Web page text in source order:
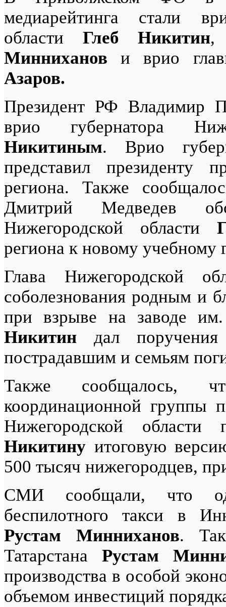
медиарейтинга стали
области Глеб Никитин,
Минниханов и врио
Азаров.
Президент РФ Владимир
врио губернатора
Никитиным. Врио
представил президенту
региона. Также
Дмитрий Медведев
Нижегородской области
региона к новому учебному
Глава Нижегородской
соболезнования родным и
при взрыве на заводе
Никитин дал
пострадавшим и семьям
Также сообщалось,
координационной группы
Нижегородской области
Никитину итоговую
500 тысяч нижегородцев,
СМИ сообщали, что
беспилотного такси в
Рустам Минниханов.
Татарстана Рустам
производства в особой
объемом инвестиций